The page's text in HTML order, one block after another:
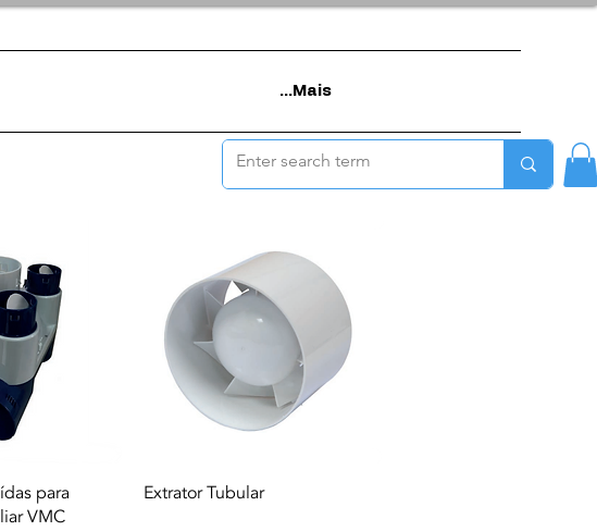
Mais...
Viewpara
VMC
Quick View
Extrator Tubular